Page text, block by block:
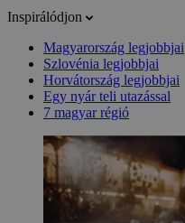
Inspirálódjon
Magyarország legjobbjai
Szlovénia legjobbjai
Horvátország legjobbjai
Egy nyár teli utazással
7 magyar régió